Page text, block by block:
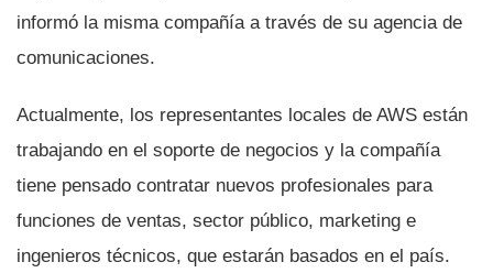
informó la misma compañí­a a través de su agencia de
comunicaciones.
Actualmente, los representantes locales de AWS están
trabajando en el soporte de negocios y la compañí­a
tiene pensado contratar nuevos profesionales para
funciones de ventas, sector público, marketing e
ingenieros técnicos, que estarán basados en el paí­s.